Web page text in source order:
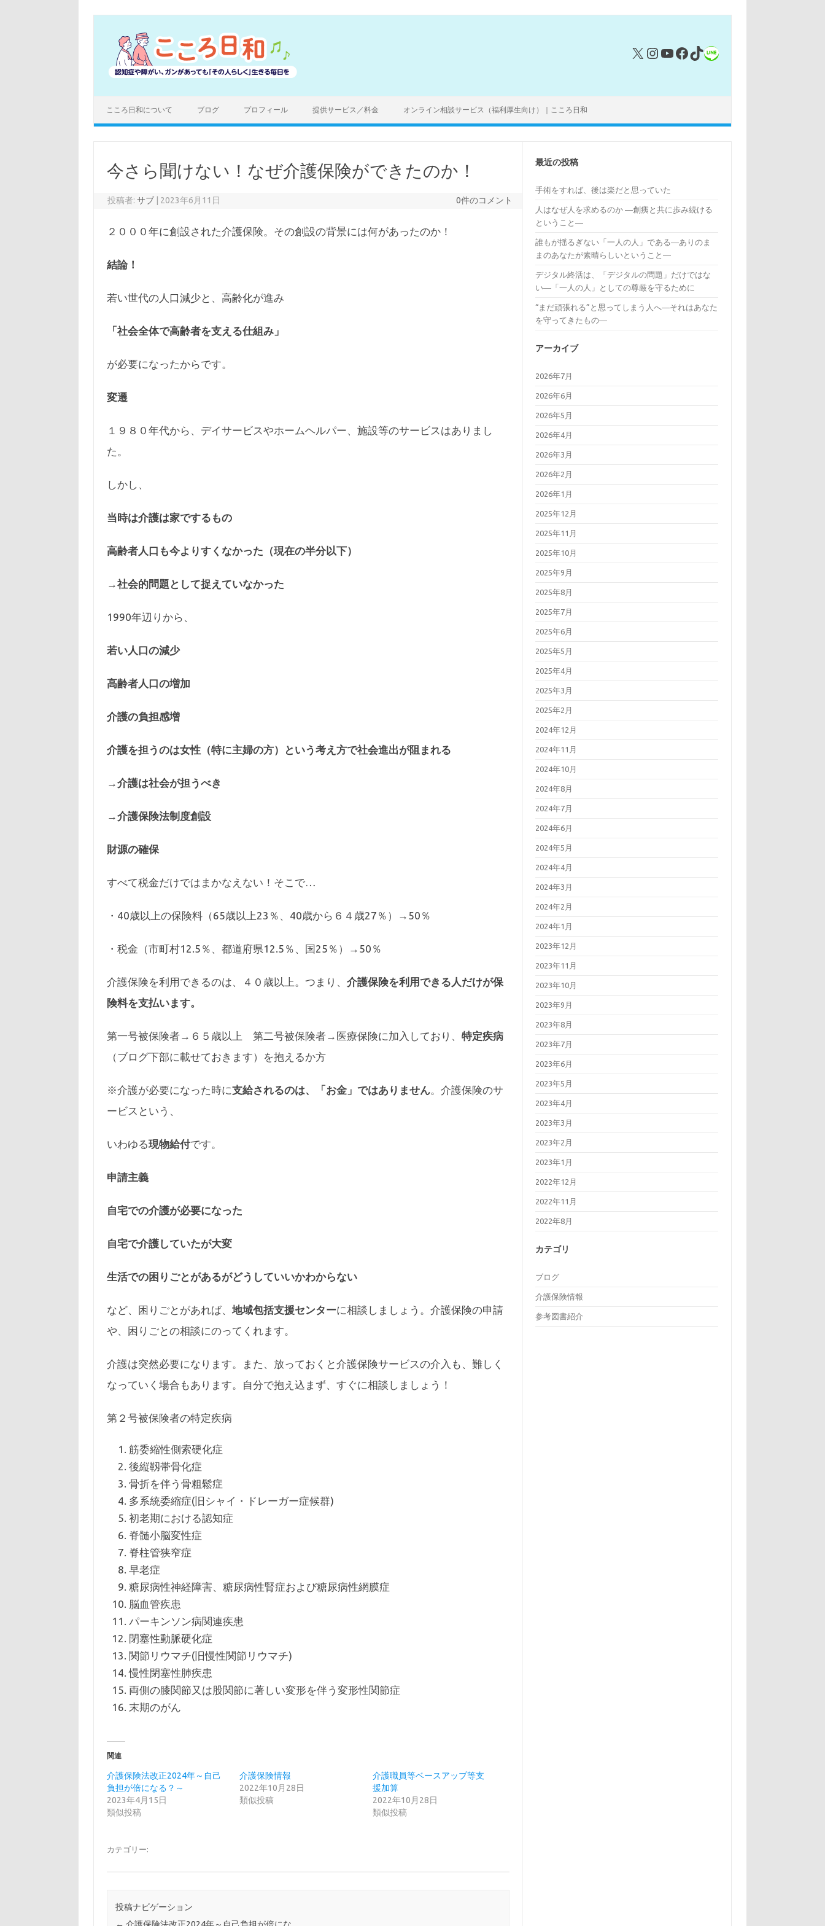
プ
X Instagram
YouTube
Facebook
TikTok
リンク
こころ日和について ブログ プロフィール 提供サービス／料金 オンライン相談サービス（福利厚生向け）｜こころ日和
今さら聞けない！なぜ介護保険ができたのか！
投稿者:サブ 2023年6月11日 0件のコメント
２０００年に創設された介護保険。その創設の背景には何があったのか！
結論！
若い世代の人口減少と、高齢化が進み
「社会全体で高齢者を支える仕組み」
が必要になったからです。
変遷
１９８０年代から、デイサービスやホームヘルパー、施設等のサービスはありまし
た。
しかし、
当時は介護は家でするもの
高齢者人口も今よりすくなかった（現在の半分以下）
→社会的問題として捉えていなかった
1990年辺りから、
若い人口の減少
高齢者人口の増加
介護の負担感増
介護を担うのは女性（特に主婦の方）という考え方で社会進出が阻まれる
→介護は社会が担うべき
→介護保険法制度創設
財源の確保
すべて税金だけではまかなえない！そこで…
・40歳以上の保険料（65歳以上23％、40歳から６４歳27％）→50％
・税金（市町村12.5％、都道府県12.5％、国25％）→50％
介護保険を利用できるのは、４０歳以上。つまり、 介護保険を利用できる人だけが保
険料を支払います。
第一号被保険者→６５歳以上 第二号被保険者→医療保険に加入しており、 特定疾病
（ブログ下部に載せておきます）を抱えるか方
※介護が必要になった時に支給されるのは、「お金」ではありません。介護保険のサ
ービスという、
いわゆる現物給付です。
申請主義
自宅での介護が必要になった
自宅で介護していたが大変
生活での困りごとがあるがどうしていいかわからない
など、困りごとがあれば、 地域包括支援センターに相談しましょう。介護保険の申請
や、困りごとの相談にのってくれます。
介護は突然必要になります。また、放っておくと介護保険サービスの介入も、難しく
なっていく場合もあります。自分で抱え込まず、すぐに相談しましょう！
第２号被保険者の特定疾病
筋委縮性側索硬化症
後縦靱帯骨化症
骨折を伴う骨粗鬆症
多系統委縮症(旧シャイ・ドレーガー症候群)
初老期における認知症
脊髄小脳変性症
脊柱管狭窄症
早老症
糖尿病性神経障害、糖尿病性腎症および糖尿病性網膜症
脳血管疾患
パーキンソン病関連疾患
閉塞性動脈硬化症
関節リウマチ(旧慢性関節リウマチ)
慢性閉塞性肺疾患
両側の膝関節又は股関節に著しい変形を伴う変形性関節症
末期のがん
関連
介護保険法改正2024年～自己
負担が倍になる？～
2023年4月15日
類似投稿
介護保険情報
2022年10月28日
類似投稿
介護職員等ベースアップ等支
援加算
2022年10月28日
類似投稿
カテゴリー:
投稿ナビゲーション
最近の投稿
手術をすれば、後は楽だと思っていた
人はなぜ人を求めるのか ―創痍と共に歩み続ける
ということ―
誰もが揺るぎない「一人の人」である―ありのま
まのあなたが素晴らしいということ―
デジタル終活は、「デジタルの問題」だけではな
い―「一人の人」としての尊厳を守るために
“まだ頑張れる”と思ってしまう人へ―それはあなた
を守ってきたもの―
アーカイブ
2026年7月
2026年6月
2026年5月
2026年4月
2026年3月
2026年2月
2026年1月
2025年12月
2025年11月
2025年10月
2025年9月
2025年8月
2025年7月
2025年6月
2025年5月
2025年4月
2025年3月
2025年2月
2024年12月
2024年11月
2024年10月
2024年8月
2024年7月
2024年6月
2024年5月
2024年4月
2024年3月
2024年2月
2024年1月
2023年12月
2023年11月
2023年10月
2023年9月
2023年8月
2023年7月
2023年6月
2023年5月
2023年4月
2023年3月
2023年2月
2023年1月
2022年12月
2022年11月
2022年8月
カテゴリ
ブログ
介護保険情報
参考図書紹介